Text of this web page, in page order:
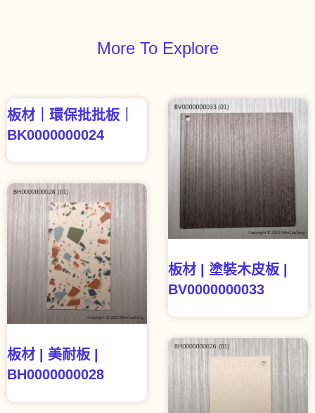
More To Explore
板材｜環保批批板｜
BK0000000024
板材 | 塗裝木皮板 |
BV0000000033
板材 | 美耐板 |
BH0000000028